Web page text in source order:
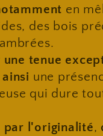
en
des bois
une tenue
une
qui dure
par l'originalité,